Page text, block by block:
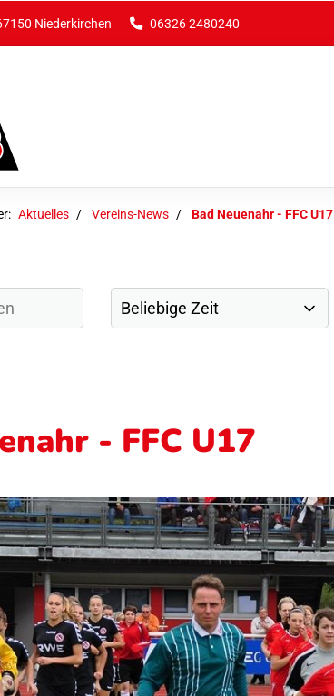
Niederkirchen 06326 2480240
Aktuelles Vereins-News Bad Neuenahr - FFC U17
- FFC U17